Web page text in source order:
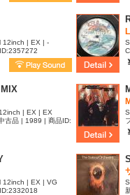
12inch | EX | -
| EX | EX
古品 | 1989 | 商品ID:
12inch | EX | VG